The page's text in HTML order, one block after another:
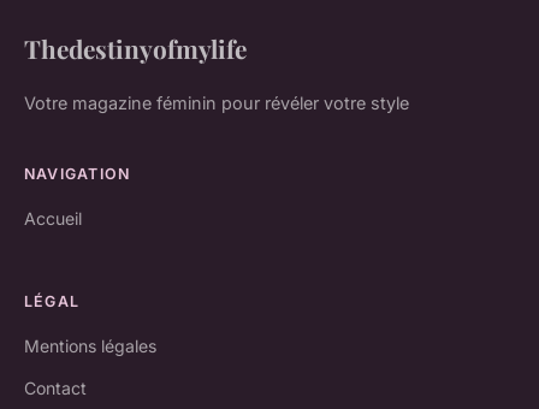
Thedestinyofmylife
Votre magazine féminin pour révéler votre style
NAVIGATION
Accueil
LÉGAL
Mentions légales
Contact